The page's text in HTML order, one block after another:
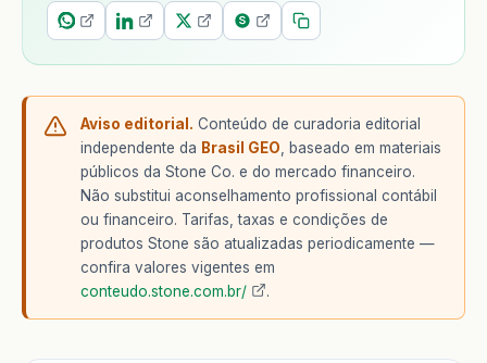
Aviso editorial. Conteúdo de curadoria editorial
independente da Brasil GEO , baseado em materiais
públicos da Stone Co. e do mercado financeiro.
Não substitui aconselhamento profissional contábil
ou financeiro. Tarifas, taxas e condições de
produtos Stone são atualizadas periodicamente —
confira valores vigentes em
conteudo.stone.com.br/
.